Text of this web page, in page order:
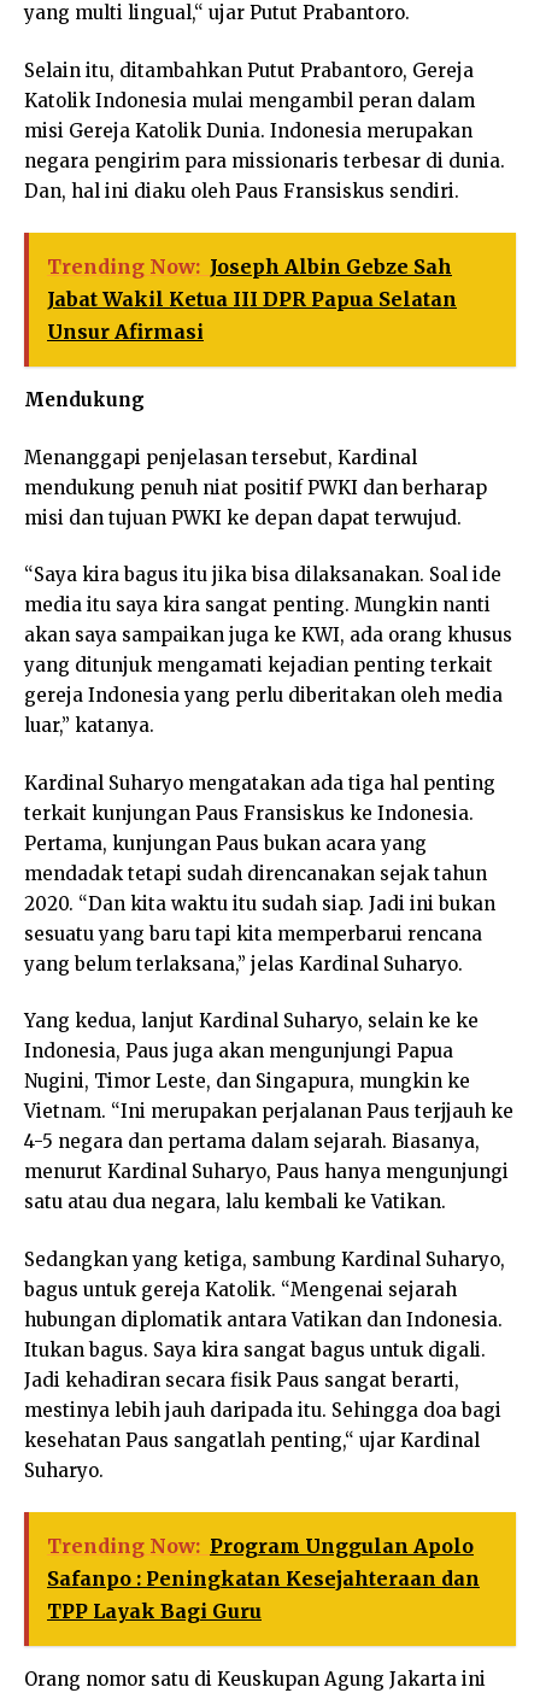
yang multi lingual,“ ujar Putut Prabantoro.
Selain itu, ditambahkan Putut Prabantoro, Gereja
Katolik Indonesia mulai mengambil peran dalam
misi Gereja Katolik Dunia. Indonesia merupakan
negara pengirim para missionaris terbesar di dunia.
Dan, hal ini diaku oleh Paus Fransiskus sendiri.
Trending Now: Joseph Albin Gebze Sah
Jabat Wakil Ketua III DPR Papua Selatan
Unsur Afirmasi
Mendukung
Menanggapi penjelasan tersebut, Kardinal
mendukung penuh niat positif PWKI dan berharap
misi dan tujuan PWKI ke depan dapat terwujud.
“Saya kira bagus itu jika bisa dilaksanakan. Soal ide
media itu saya kira sangat penting. Mungkin nanti
akan saya sampaikan juga ke KWI, ada orang khusus
yang ditunjuk mengamati kejadian penting terkait
gereja Indonesia yang perlu diberitakan oleh media
luar,” katanya.
Kardinal Suharyo mengatakan ada tiga hal penting
terkait kunjungan Paus Fransiskus ke Indonesia.
Pertama, kunjungan Paus bukan acara yang
mendadak tetapi sudah direncanakan sejak tahun
2020. “Dan kita waktu itu sudah siap. Jadi ini bukan
sesuatu yang baru tapi kita memperbarui rencana
yang belum terlaksana,” jelas Kardinal Suharyo.
Yang kedua, lanjut Kardinal Suharyo, selain ke ke
Indonesia, Paus juga akan mengunjungi Papua
Nugini, Timor Leste, dan Singapura, mungkin ke
Vietnam. “Ini merupakan perjalanan Paus terjjauh ke
4-5 negara dan pertama dalam sejarah. Biasanya,
menurut Kardinal Suharyo, Paus hanya mengunjungi
satu atau dua negara, lalu kembali ke Vatikan.
Sedangkan yang ketiga, sambung Kardinal Suharyo,
bagus untuk gereja Katolik. “Mengenai sejarah
hubungan diplomatik antara Vatikan dan Indonesia.
Itukan bagus. Saya kira sangat bagus untuk digali.
Jadi kehadiran secara fisik Paus sangat berarti,
mestinya lebih jauh daripada itu. Sehingga doa bagi
kesehatan Paus sangatlah penting,“ ujar Kardinal
Suharyo.
Trending Now: Program Unggulan Apolo
Safanpo : Peningkatan Kesejahteraan dan
TPP Layak Bagi Guru
Orang nomor satu di Keuskupan Agung Jakarta ini